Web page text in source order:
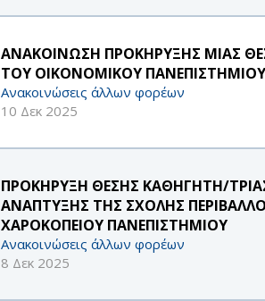
ΑΝΑΚΟΙΝΩΣΗ ΠΡΟΚΗΡΥΞΗΣ ΜΙΑΣ
ΤΟΥ ΟΙΚΟΝΟΜΙΚΟΥ
Ανακοινώσεις άλλων φορέων
10 Δεκ 2025
ΠΡΟΚΗΡΥΞΗ ΘΕΣΗΣ ΚΑΘΗΓΗΤΗ/
ΑΝΑΠΤΥΞΗΣ ΤΗΣ ΣΧΟΛΗΣ
ΧΑΡΟΚΟΠΕΙΟΥ ΠΑΝΕΠΙΣΤΗΜΙΟΥ
Ανακοινώσεις άλλων φορέων
8 Δεκ 2025